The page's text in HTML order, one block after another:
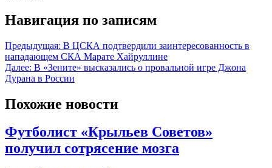
Навигация по записям
Предыдущая: В ЦСКА подтвердили заинтересованность в
нападающем СКА Марате Хайруллине
Далее: В «Зените» высказались о провальной игре Джона
Дурана в России
Похожие новости
Футболист «Крыльев Советов»
получил сотрясение мозга